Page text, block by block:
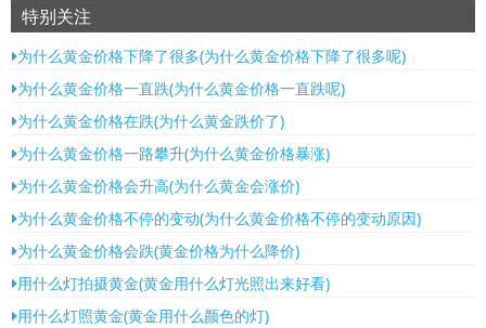
特别关注
为什么黄金价格下降了很多(为什么黄金价格下降了很多呢)
为什么黄金价格一直跌(为什么黄金价格一直跌呢)
为什么黄金价格在跌(为什么黄金跌价了)
为什么黄金价格一路攀升(为什么黄金价格暴涨)
为什么黄金价格会升高(为什么黄金会涨价)
为什么黄金价格不停的变动(为什么黄金价格不停的变动原因)
为什么黄金价格会跌(黄金价格为什么降价)
用什么灯拍摄黄金(黄金用什么灯光照出来好看)
用什么灯照黄金(黄金用什么颜色的灯)